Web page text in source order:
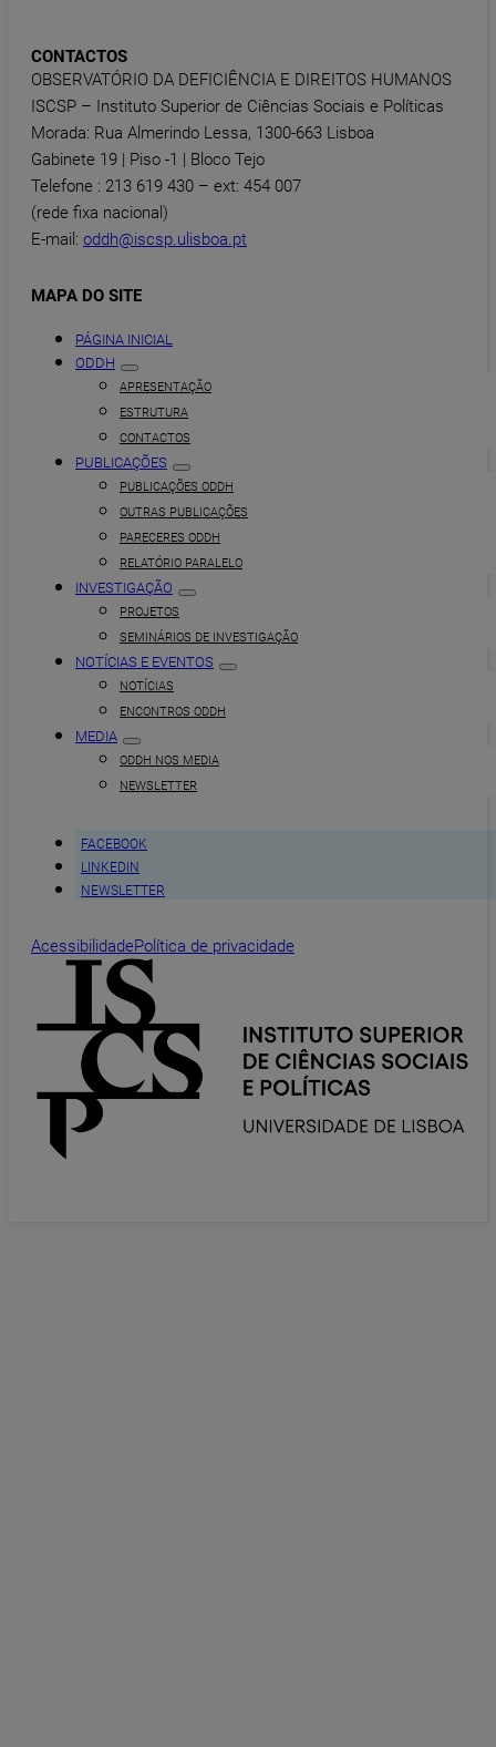
CONTACTOS
OBSERVATÓRIO DA DEFICIÊNCIA E DIREITOS HUMANOS
ISCSP – Instituto Superior de Ciências Sociais e Políticas
Morada: Rua Almerindo Lessa, 1300-663 Lisboa
Gabinete 19 | Piso -1 | Bloco Tejo
Telefone : 213 619 430 – ext: 454 007
(rede fixa nacional)
E-mail: oddh@iscsp.ulisboa.pt
MAPA DO SITE
PÁGINA INICIAL
ODDH
APRESENTAÇÃO
ESTRUTURA
CONTACTOS
PUBLICAÇÕES
PUBLICAÇÕES ODDH
OUTRAS PUBLICAÇÕES
PARECERES ODDH
RELATÓRIO PARALELO
INVESTIGAÇÃO
PROJETOS
SEMINÁRIOS DE INVESTIGAÇÃO
NOTÍCIAS E EVENTOS
NOTÍCIAS
ENCONTROS ODDH
MEDIA
ODDH NOS MEDIA
NEWSLETTER
FACEBOOK
LINKEDIN
NEWSLETTER
AcessibilidadePolítica de privacidade